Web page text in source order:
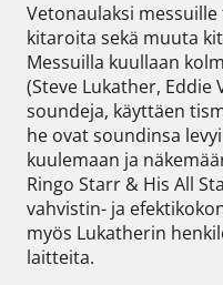
Vetonaulaksi
kitaroita sekä muuta
Messuilla kuullaan
(Steve Lukather, Eddie
soundeja, käyttäen
he ovat soundinsa
kuulemaan ja
Ringo Starr & His All
vahvistin- ja
myös Lukatherin
laitteita.